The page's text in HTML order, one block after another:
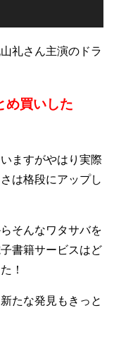
礼さん主演のドラ
め買いした
ますがやはり実際
は格段にアップし
そんなワタサバを
書籍サービスはど
！
たな発見もきっと